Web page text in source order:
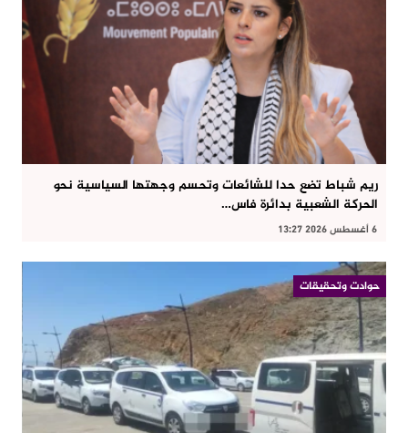
ريم شباط تضع حدا للشائعات وتحسم وجهتها السياسية نحو
الحركة الشعبية بدائرة فاس…
6 أغسطس 2026 13:27
حوادت وتحقيقات